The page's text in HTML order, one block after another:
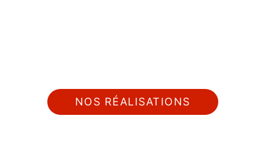
NOS RÉALISATIONS